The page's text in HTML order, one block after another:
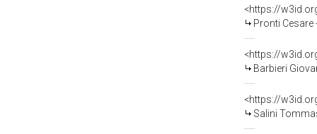
<https://
Pronti
<https://
Barbieri
<https://
Salini